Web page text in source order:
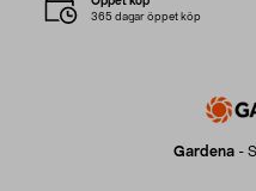
Gardena -
365 dagar öppet köp